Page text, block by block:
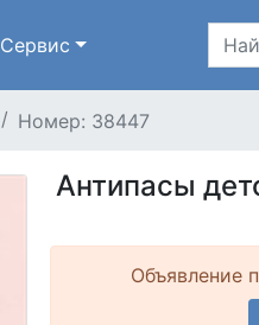
Сервис
Номер: 38447
Антипасы
Объявление